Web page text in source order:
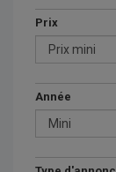
Prix
Année